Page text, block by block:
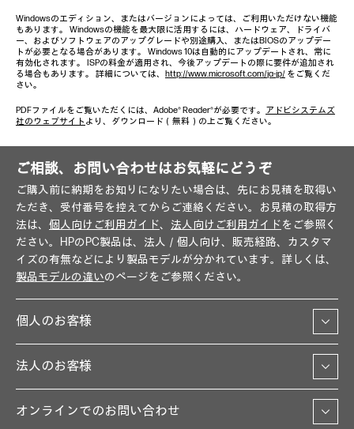
Windowsのエディション、またはバージョンによっては、ご利用いただけない機能
もあります。 Windowsの機能を最大限に活用するには、ハードウェア、ドライバ
ー、およびソフトウェアのアップグレードや別途購入、またはBIOSのアップデー
トが必要となる場合があります。 Windows 10は自動的にアップデートされ、常に
有効化されます。 ISPの料金が適用され、今後アップデートの際に要件が追加され
る場合もあります。 詳細については、 http://www.microsoft.com/ja-jp/ をご覧くだ
さい。
PDFファイルをご覧いただくには、Adobe® Reader®が必要です。 アドビシステムズ
社のウェブサイト より、ダウンロード（無料）の上ご覧ください。
ご相談、お問い合わせはお気軽にどうぞ
ご購入前に納期をお知りになりたい場合は、先にお見積を取得い
ただき、受付番号を控えてからご連絡ください。お見積の取得方
法は、 個人向けご利用ガイド、 法人向けご利用ガイドをご参照く
ださい。HPのPC製品は、法人／個人向け、販売経路、カスタマ
イズの有無などにより製品モデルが分かれています。詳しくは、
製品モデルの違いのページをご参照ください。
個人のお客様
法人のお客様
オンラインでのお問い合わせ